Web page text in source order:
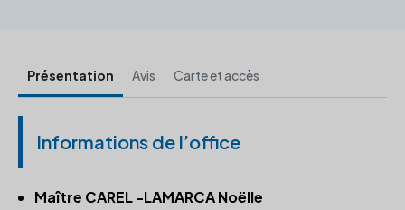
Présentation Avis Carte et accès
Informations de l’office
Maître CAREL -LAMARCA Noëlle